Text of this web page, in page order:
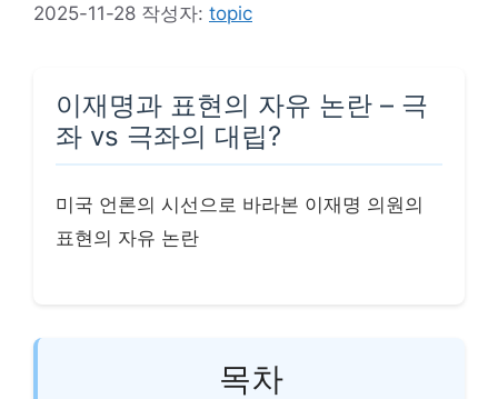
2025-11-28 작성자: topic
이재명과 표현의 자유 논란 – 극
좌 vs 극좌의 대립?
미국 언론의 시선으로 바라본 이재명 의원의
표현의 자유 논란
목차